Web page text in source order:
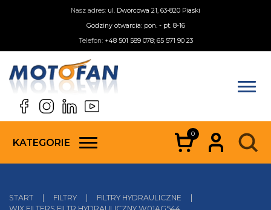
Nasz adres: ul. Dworcowa 21, 63-820 Piaski
Godziny otwarcia: pon. - pt. 8-16
Telefon: +48 501 589 078; 65 571 90 23
KATEGORIE
0
START | FILTRY | FILTRY HYDRAULICZNE
|